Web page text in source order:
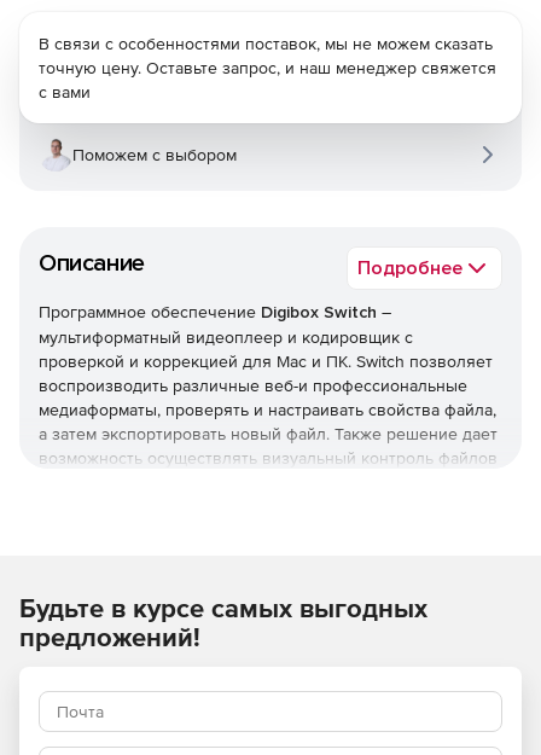
Описание Подробнее
Программное обеспечение Digibox Switch –
мультиформатный видеоплеер и кодировщик с
проверкой и коррекцией для Mac и ПК. Switch позволяет
воспроизводить различные веб-и профессиональные
медиаформаты, проверять и настраивать свойства файла,
а затем экспортировать новый файл. Также решение дает
возможность осуществлять визуальный контроль файлов
выход HDMI / SDI на внешний монитор, удобная функция
сравнения файлов мультимедиа и поддержка
воспроизведения титров.
Воспроизведение и проверка субтитров
Воспроизведение субтитров CEA-608 и CEA-708, а также
В связи с особенностями поставок, мы не можем сказать
точную цену. Оставьте запрос, и наш менеджер свяжется
с вами
Поможем с выбором
Будьте в курсе самых выгодных
предложений!